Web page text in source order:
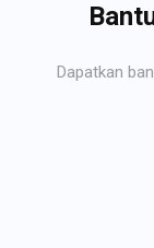
Dapatkan